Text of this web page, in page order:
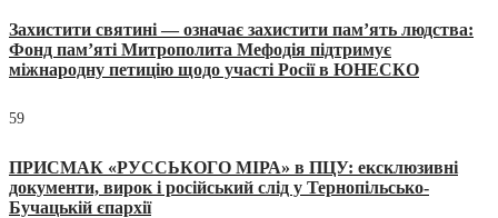
Захистити святині — означає захистити пам’ять людства:
Фонд пам’яті Митрополита Мефодія підтримує
міжнародну петицію щодо участі Росії в ЮНЕСКО
59
ПРИСМАК «РУССЬКОГО МІРА» в ПЦУ: ексклюзивні
документи, вирок і російський слід у Тернопільсько-
Бучацькій єпархії